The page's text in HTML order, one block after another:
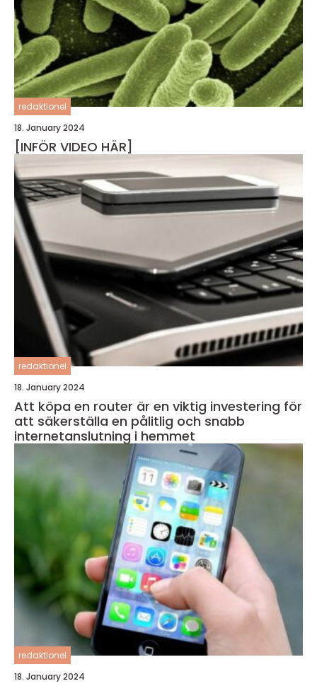
redaktionel
18. January 2024
[INFÖR VIDEO HÄR]
redaktionel
18. January 2024
Att köpa en router är en viktig investering för
att säkerställa en pålitlig och snabb
internetanslutning i hemmet
redaktionel
18. January 2024